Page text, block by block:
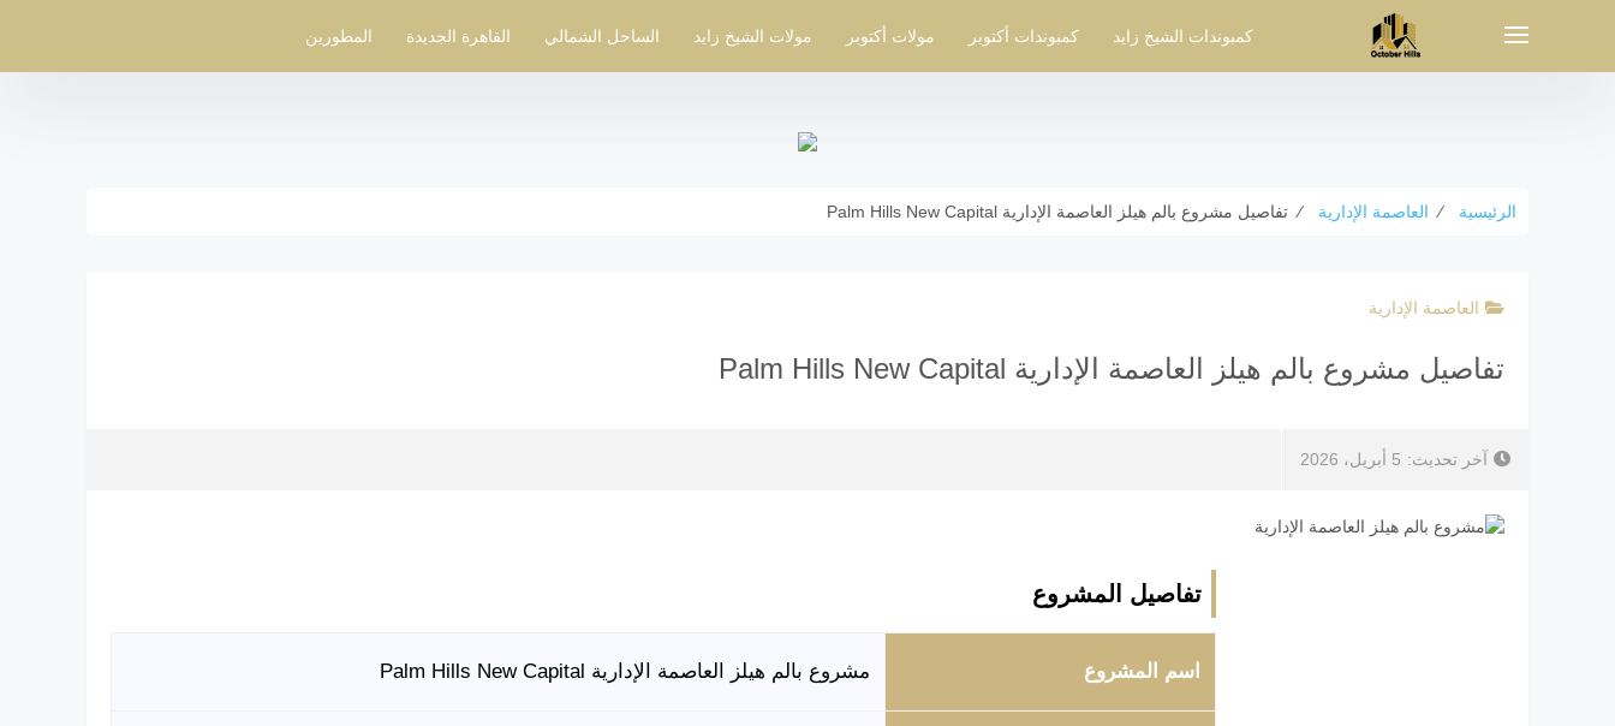
كمبوندات الشيخ زايد كمبوندات أكتوبر مولات أكتوبر مولات الشيخ زايد الساحل الشمالي القاهرة الجديدة المطورين
الرئيسية ⁄ العاصمة الإدارية ⁄ تفاصيل مشروع بالم هيلز العاصمة الإدارية Palm Hills New Capital
العاصمة الإدارية
تفاصيل مشروع بالم هيلز العاصمة الإدارية Palm Hills New Capital
آخر تحديث: 5 أبريل، 2026
تفاصيل المشروع
اسم المشروع مشروع بالم هيلز العاصمة الإدارية Palm Hills New Capital